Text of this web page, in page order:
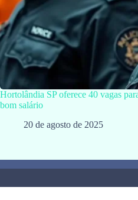
Hortolândia SP oferece 40 vagas
bom salário
20 de agosto de 2025